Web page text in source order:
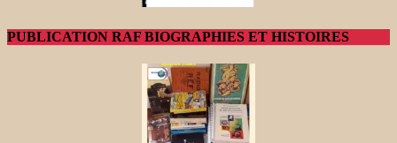
PUBLICATION RAF BIOGRAPHIES ET HISTOIRES